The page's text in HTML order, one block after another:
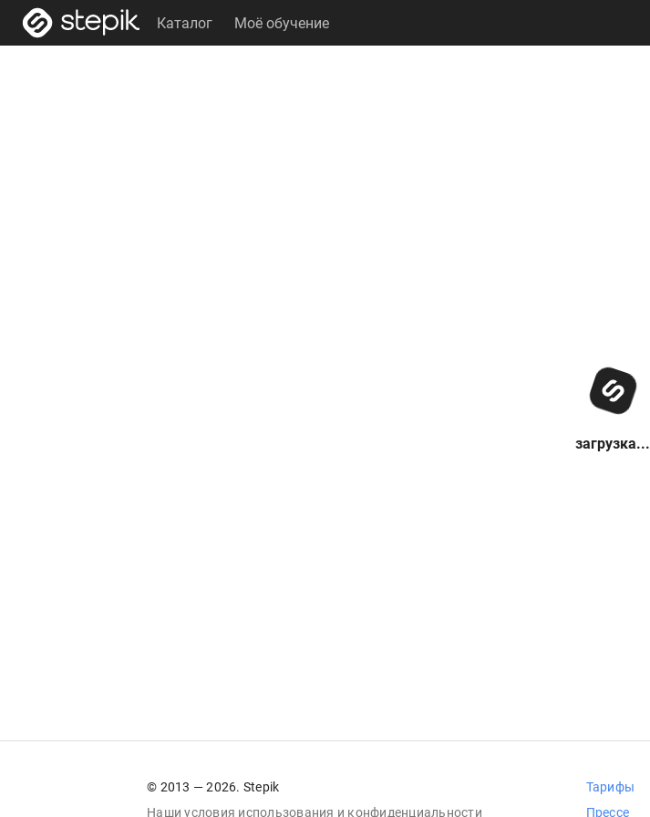
Каталог Моё обучение
загрузка...
© 2013 — 2026. Stepik
Наши условия использования и конфиденциальности
Тарифы
Прессе